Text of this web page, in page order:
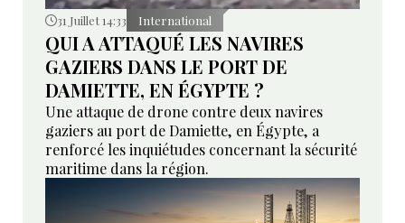
31 Juillet 14:33 International
QUI A ATTAQUÉ LES NAVIRES
GAZIERS DANS LE PORT DE
DAMIETTE, EN ÉGYPTE ?
Une attaque de drone contre deux navires
gaziers au port de Damiette, en Égypte, a
renforcé les inquiétudes concernant la sécurité
maritime dans la région.